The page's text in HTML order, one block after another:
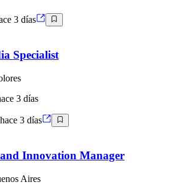
3 días
Specialist
3 días
hace 3 días
Innovation Manager
Aires